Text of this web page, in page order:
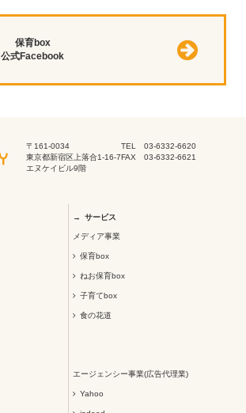
保育box
公式Facebook
〒161-0034
東京都新宿区上落合1-16-7
エヌケイビル9階
TEL 03-6332-6620
FAX 03-6332-6621
サービス
メディア事業
保育box
ねお保育box
子育てbox
食の花道
エージェンシー事業(広告代理業)
Yahoo